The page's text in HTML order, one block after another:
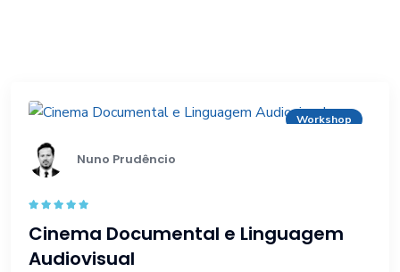
Workshop
Nuno Prudêncio
out of 5
Cinema Documental e Linguagem
Audiovisual